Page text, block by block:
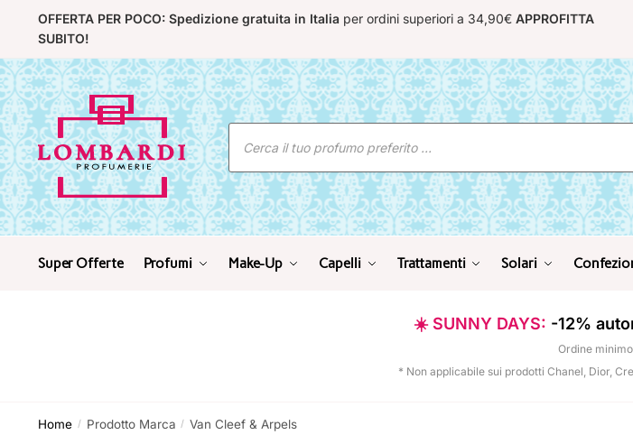
navigation
content
OFFERTA PER POCO: Spedizione gratuita in Italia per ordini superiori a 34,90€ APPROFITTA
SUBITO!
Ricerca
prodotti
Super Offerte Profumi Make-Up Capelli Trattamenti Solari
☀️ SUNNY DAYS: -12%
Ordine
* Non applicabile sui prodotti Chanel, Dior,
Home / Prodotto Marca / Van Cleef & Arpels